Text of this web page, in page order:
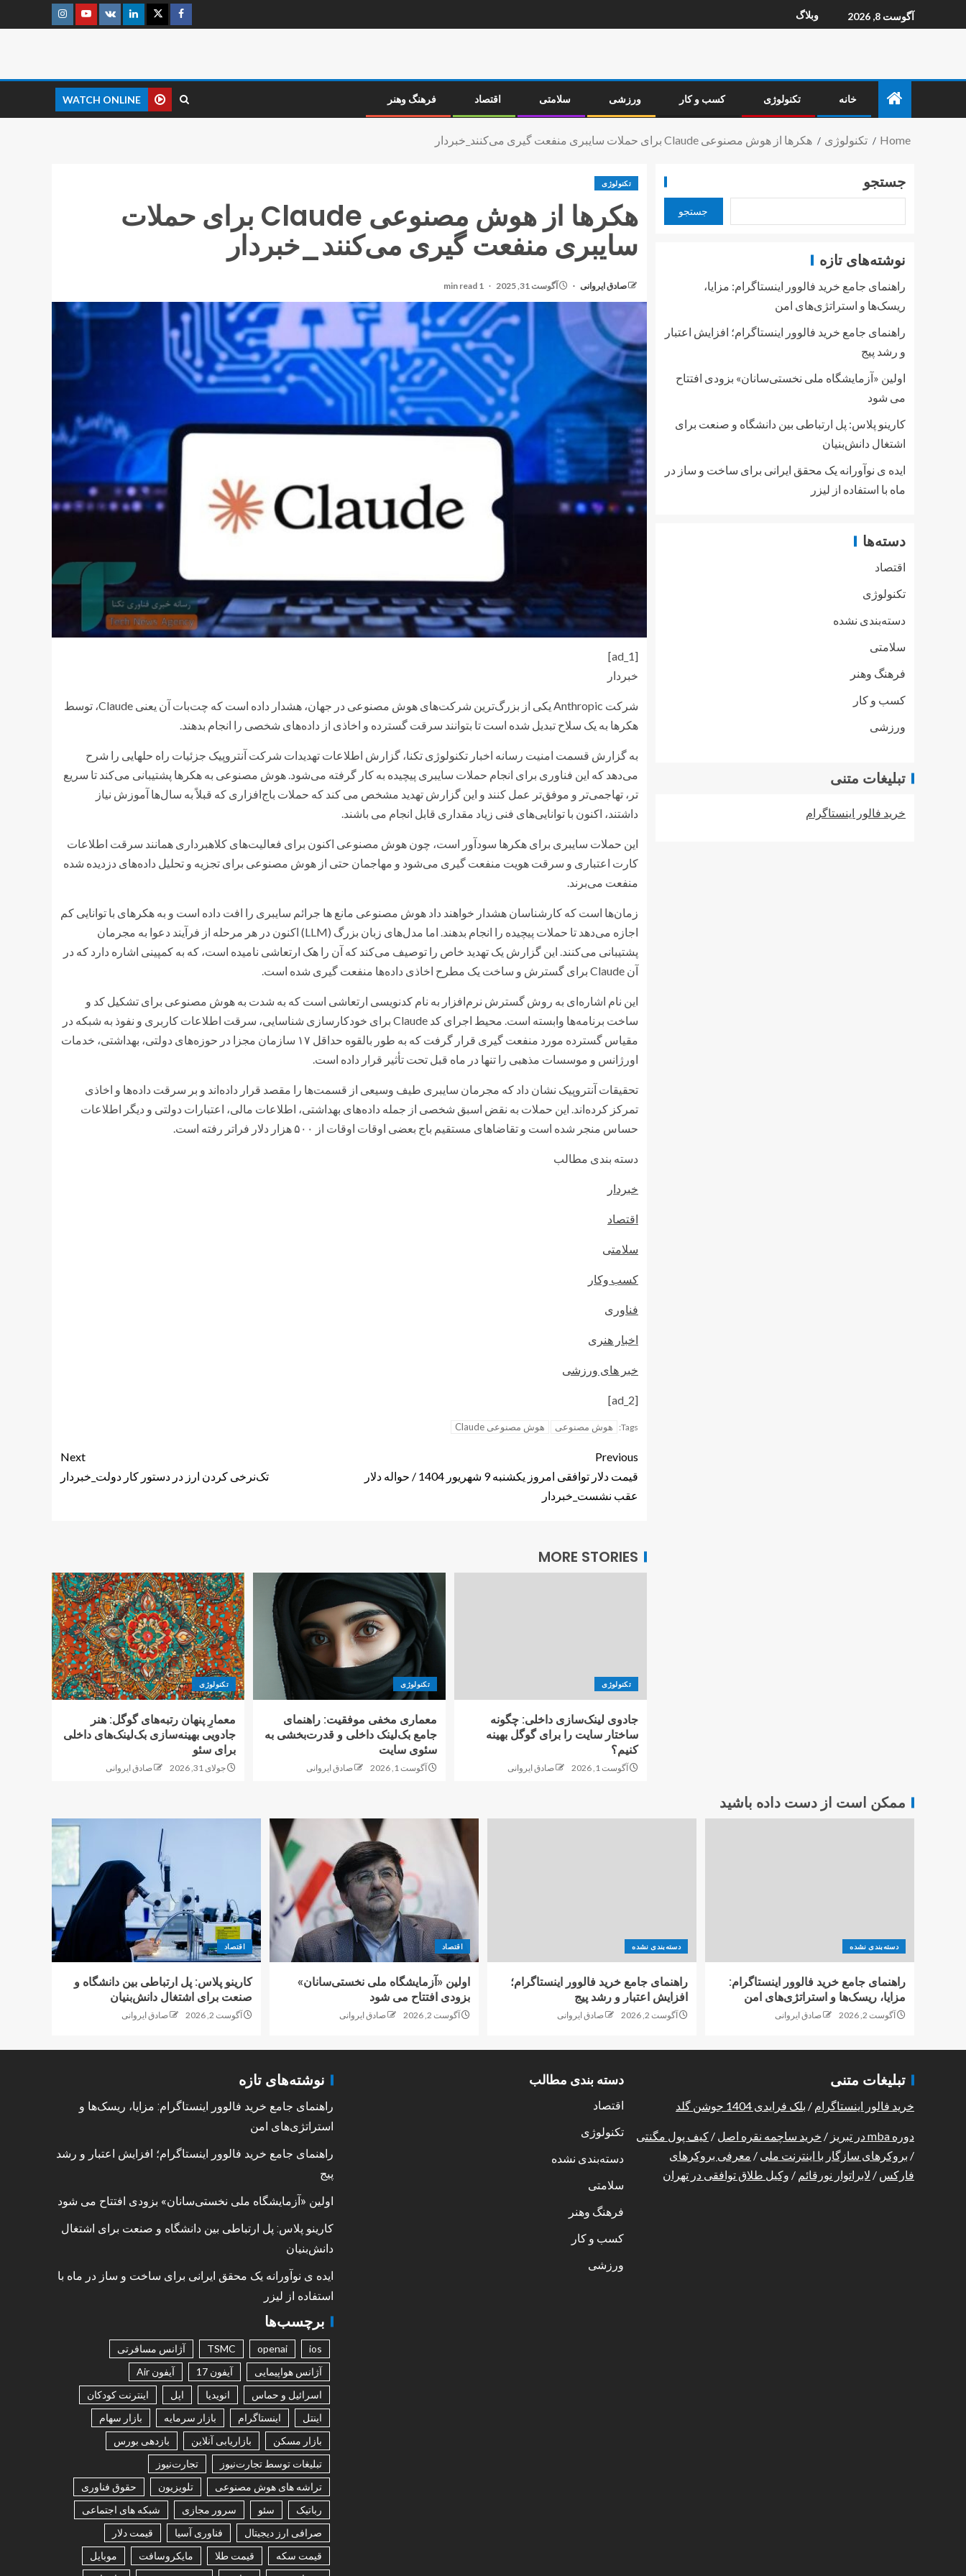
آگوست 8, 2026 وبلاگ
خانه تکنولوژی کسب و کار ورزشی سلامتی اقتصاد فرهنگ وهنر WATCH ONLINE
Home تکنولوژی هکرها از هوش مصنوعی Claude برای حملات سایبری منفعت گیری می‌کنند_خبردار
تکنولوژی
هکرها از هوش مصنوعی Claude برای حملات
سایبری منفعت گیری می‌کنند_خبردار
صادق ایروانی آگوست 31, 2025 1 min read
[ad_1]
خبردار
شرکت Anthropic یکی از بزرگ‌ترین شرکت‌های هوش مصنوعی در جهان، هشدار داده است که چت‌بات آن یعنی Claude، توسط
هکرها به یک سلاح تبدیل شده است تا بتوانند سرقت گسترده و اخاذی از داده‌های شخصی را انجام بدهند.
به گزارش قسمت امنیت رسانه اخبار تکنولوژی تکنا، گزارش اطلاعات تهدیدات شرکت آنتروپیک جزئیات راه حلهایی را شرح
می‌دهد که این فناوری برای انجام حملات سایبری پیچیده به کار گرفته می‌شود. هوش مصنوعی به هکرها پشتیبانی می‌کند تا سریع
تر، تهاجمی‌تر و موفق‌تر عمل کنند و این گزارش تهدید مشخص می کند که حملات باج‌افزاری که قبلاً به سال‌ها آموزش نیاز
داشتند، اکنون با توانایی‌های فنی زیاد مقداری قابل انجام می باشند.
این حملات سایبری برای هکرها سودآور است، چون هوش مصنوعی اکنون برای فعالیت‌های کلاهبرداری همانند سرقت اطلاعات
کارت اعتباری و سرقت هویت منفعت گیری می‌شود و مهاجمان حتی از هوش مصنوعی برای تجزیه و تحلیل داده‌های دزدیده شده
منفعت می‌برند.
زمان‌ها است که کارشناسان هشدار خواهند داد هوش مصنوعی مانع ها جرائم سایبری را افت داده است و به هکرهای با توانایی کم
اجازه می‌دهد تا حملات پیچیده را انجام بدهند. اما مدل‌های زبان بزرگ (LLM) اکنون در هر مرحله از فرآیند دعوا به مجرمان
پشتیبانی می‌کنند. این گزارش یک تهدید خاص را توصیف می‌کند که آن را هک ارتعاشی نامیده است، که به کمپینی اشاره دارد که در
آن Claude برای گسترش و ساخت یک مطرح اخاذی داده‌ها منفعت گیری شده است.
این نام اشاره‌ای به روش گسترش نرم‌افزار به نام کدنویسی ارتعاشی است که به شدت به هوش مصنوعی برای تشکیل کد و
ساخت برنامه‌ها وابسته است. محیط اجرای کد Claude برای خودکارسازی شناسایی، سرقت اطلاعات کاربری و نفوذ به شبکه در
مقیاس گسترده مورد منفعت گیری قرار گرفت که به طور بالقوه حداقل ۱۷ سازمان مجزا در حوزه‌های دولتی، بهداشتی، خدمات
اورژانس و موسسات مذهبی را تنها در ماه قبل تحت تأثیر قرار داده است.
تحقیقات آنتروپیک نشان داد که مجرمان سایبری طیف وسیعی از قسمت‌ها را مقصد قرار داده‌اند و بر سرقت داده‌ها و اخاذی
تمرکز کرده‌اند. این حملات به نقض اسبق شخصی از جمله داده‌های بهداشتی، اطلاعات مالی، اعتبارات دولتی و دیگر اطلاعات
حساس منجر شده است و تقاضاهای مستقیم باج بعضی اوقات اوقات از ۵۰۰ هزار دلار فراتر رفته است.
دسته بندی مطالب
خبردار
اقتصاد
سلامتی
کسب وکار
فناوری
اخبار هنری
خبر های ورزشی
[ad_2]
Tags: هوش مصنوعی هوش مصنوعی Claude
Previous
قیمت دلار توافقی امروز یکشنبه 9 شهریور 1404 / حواله دلار
عقب نشست_خبردار
Next
تک‌نرخی کردن ارز در دستور کار دولت_خبردار
MORE STORIES
تکنولوژی
جادوی لینک‌سازی داخلی: چگونه
ساختار سایت را برای گوگل بهینه
کنیم؟
آگوست 1, 2026 صادق ایروانی
تکنولوژی
معماری مخفی موفقیت: راهنمای
جامع بک‌لینک داخلی و قدرت‌بخشی به
سئوی سایت
آگوست 1, 2026 صادق ایروانی
تکنولوژی
معمارِ پنهان رتبه‌های گوگل: هنر
جادویی بهینه‌سازی بک‌لینک‌های داخلی
برای سئو
جولای 31, 2026 صادق ایروانی
جستجو
جستجو
نوشته‌های تازه
راهنمای جامع خرید فالوور اینستاگرام: مزایا،
ریسک‌ها و استراتژی‌های امن
راهنمای جامع خرید فالوور اینستاگرام؛ افزایش اعتبار
و رشد پیج
اولین «آزمایشگاه ملی نخستی‌سانان» بزودی افتتاح
می شود
کارینو پلاس: پل ارتباطی بین دانشگاه و صنعت برای
اشتغال دانش‌بنیان
ایده ی نوآورانه یک محقق ایرانی برای ساخت و ساز در
ماه با استفاده از لیزر
دسته‌ها
اقتصاد
تکنولوژی
دسته‌بندی نشده
سلامتی
فرهنگ وهنر
کسب و کار
ورزشی
تبلیغات متنی
خرید فالور اینستاگرام
ممکن است از دست داده باشید
دسته‌بندی نشده
راهنمای جامع خرید فالوور اینستاگرام:
مزایا، ریسک‌ها و استراتژی‌های امن
آگوست 2, 2026 صادق ایروانی
دسته‌بندی نشده
راهنمای جامع خرید فالوور اینستاگرام؛
افزایش اعتبار و رشد پیج
آگوست 2, 2026 صادق ایروانی
اقتصاد
اولین «آزمایشگاه ملی نخستی‌سانان»
بزودی افتتاح می شود
آگوست 2, 2026 صادق ایروانی
اقتصاد
کارینو پلاس: پل ارتباطی بین دانشگاه و
صنعت برای اشتغال دانش‌بنیان
آگوست 2, 2026 صادق ایروانی
نوشته‌های تازه
راهنمای جامع خرید فالوور اینستاگرام: مزایا، ریسک‌ها و
استراتژی‌های امن
راهنمای جامع خرید فالوور اینستاگرام؛ افزایش اعتبار و رشد
پیج
اولین «آزمایشگاه ملی نخستی‌سانان» بزودی افتتاح می شود
کارینو پلاس: پل ارتباطی بین دانشگاه و صنعت برای اشتغال
دانش‌بنیان
ایده ی نوآورانه یک محقق ایرانی برای ساخت و ساز در ماه با
استفاده از لیزر
برچسب‌ها
ios
openai
TSMC
آژانس مسافرتی
آژانس هواپیمایی
آیفون 17
آیفون Air
اسرائیل و حماس
انویدیا اپل
اینترنت کودکان
اینتل
اینستاگرام بازار سرمایه
بازار سهام
بازار مسکن
بازاریابی آنلاین
بازدهی بورس
تبلیغات توسط تجارت‌نیوز
تجارت‌نیوز
تراشه های هوش مصنوعی
تلویزیون
حقوق فناوری
رباتیک
سئو سرور مجازی
شبکه های اجتماعی
صرافی ارز دیجیتال
فناوری آسیا
قیمت دلار
قیمت سکه
قیمت طلا مایکروسافت
موبایل
دسته بندی مطالب
اقتصاد
تکنولوژی
دسته‌بندی نشده
سلامتی
فرهنگ وهنر
کسب و کار
ورزشی
تبلیغات متنی
خرید فالور اینستاگرام / بلک فرایدی 1404 جوشن گلد
دوره mba در تبریز / خرید ساچمه نقره اصل / کیف پول مگنتی
/ بروکرهای سازگار با اینترنت ملی / معرفی بروکرهای
فارکس / لابراتوار نورقائم / وکیل طلاق توافقی در تهران